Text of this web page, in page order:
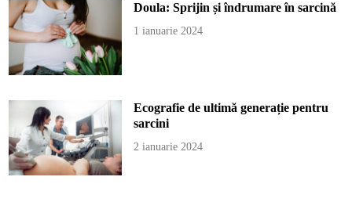
Doula: Sprijin și îndrumare în sarcină
1 ianuarie 2024
Ecografie de ultimă generație pentru
sarcini
2 ianuarie 2024